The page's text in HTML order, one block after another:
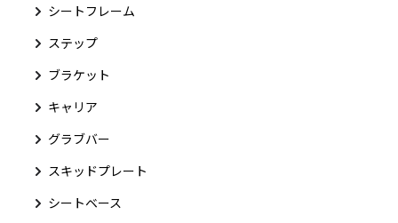
シートフレーム
ステップ
ブラケット
キャリア
グラブバー
スキッドプレート
シートベース